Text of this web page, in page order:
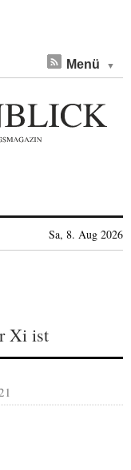
Menü
Sa, 8. Aug 2026
Xi ist